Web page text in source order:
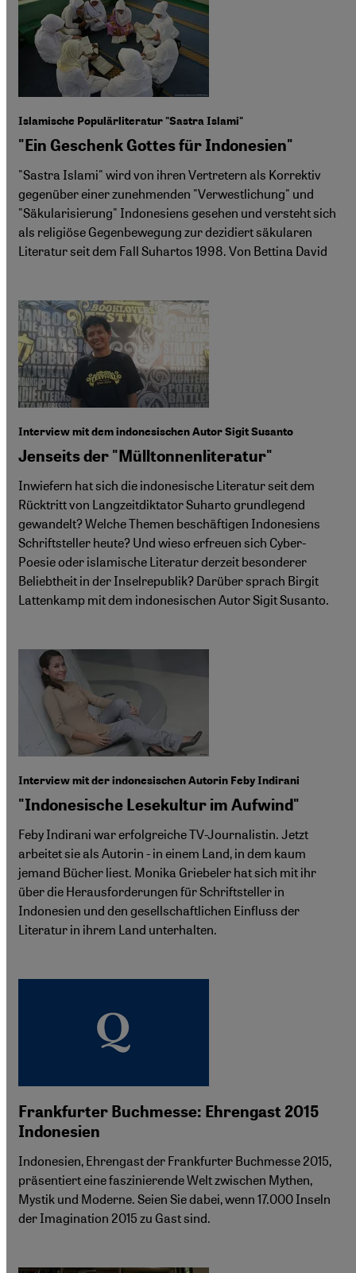
Islamische Populärliteratur "Sastra Islami"
"Ein Geschenk Gottes für Indonesien"
"Sastra Islami" wird von ihren Vertretern als Korrektiv
gegenüber einer zunehmenden "Verwestlichung" und
"Säkularisierung" Indonesiens gesehen und versteht sich
als religiöse Gegenbewegung zur dezidiert säkularen
Literatur seit dem Fall Suhartos 1998. Von Bettina David
Interview mit dem indonesischen Autor Sigit Susanto
Jenseits der "Mülltonnenliteratur"
Inwiefern hat sich die indonesische Literatur seit dem
Rücktritt von Langzeitdiktator Suharto grundlegend
gewandelt? Welche Themen beschäftigen Indonesiens
Schriftsteller heute? Und wieso erfreuen sich Cyber-
Poesie oder islamische Literatur derzeit besonderer
Beliebtheit in der Inselrepublik? Darüber sprach Birgit
Lattenkamp mit dem indonesischen Autor Sigit Susanto.
Interview mit der indonesischen Autorin Feby Indirani
"Indonesische Lesekultur im Aufwind"
Feby Indirani war erfolgreiche TV-Journalistin. Jetzt
arbeitet sie als Autorin - in einem Land, in dem kaum
jemand Bücher liest. Monika Griebeler hat sich mit ihr
über die Herausforderungen für Schriftsteller in
Indonesien und den gesellschaftlichen Einfluss der
Literatur in ihrem Land unterhalten.
Frankfurter Buchmesse: Ehrengast 2015
Indonesien
Indonesien, Ehrengast der Frankfurter Buchmesse 2015,
präsentiert eine faszinierende Welt zwischen Mythen,
Mystik und Moderne. Seien Sie dabei, wenn 17.000 Inseln
der Imagination 2015 zu Gast sind.